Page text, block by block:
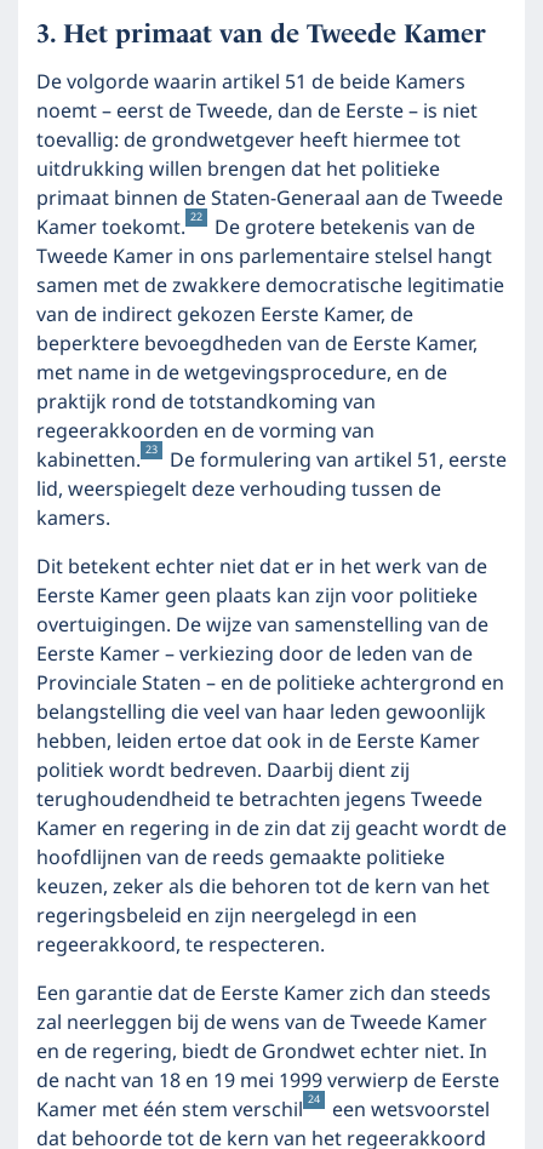
Het primaat van de Tweede Kamer
De volgorde waarin artikel 51 de beide Kamers
noemt – eerst de Tweede, dan de Eerste – is niet
toevallig: de grondwetgever heeft hiermee tot
uitdrukking willen brengen dat het politieke
primaat binnen de Staten-Generaal aan de Tweede
Kamer toekomt. 22
De grotere betekenis van de
Tweede Kamer in ons parlementaire stelsel hangt
samen met de zwakkere democratische legitimatie
van de indirect gekozen Eerste Kamer, de
beperktere bevoegdheden van de Eerste Kamer,
met name in de wetgevingsprocedure, en de
praktijk rond de totstandkoming van
regeerakkoorden en de vorming van
kabinetten. 23
De formulering van artikel 51, eerste
lid, weerspiegelt deze verhouding tussen de
kamers.
Dit betekent echter niet dat er in het werk van de
Eerste Kamer geen plaats kan zijn voor politieke
overtuigingen. De wijze van samenstelling van de
Eerste Kamer – verkiezing door de leden van de
Provinciale Staten – en de politieke achtergrond en
belangstelling die veel van haar leden gewoonlijk
hebben, leiden ertoe dat ook in de Eerste Kamer
politiek wordt bedreven. Daarbij dient zij
terughoudendheid te betrachten jegens Tweede
Kamer en regering in de zin dat zij geacht wordt de
hoofdlijnen van de reeds gemaakte politieke
keuzen, zeker als die behoren tot de kern van het
regeringsbeleid en zijn neergelegd in een
regeerakkoord, te respecteren.
Een garantie dat de Eerste Kamer zich dan steeds
zal neerleggen bij de wens van de Tweede Kamer
en de regering, biedt de Grondwet echter niet. In
de nacht van 18 en 19 mei 1999 verwierp de Eerste
Kamer met één stem verschil 24
een wetsvoorstel
dat behoorde tot de kern van het regeerakkoord